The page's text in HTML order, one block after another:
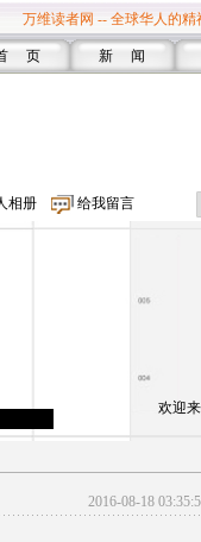
万维读者网 -- 全球华人的精
页 新 闻
相册 给我留言
欢迎
2016-08-18